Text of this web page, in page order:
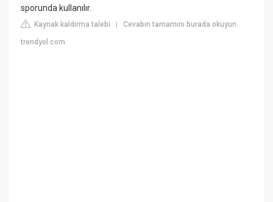
sporunda kullanılır.
Kaynak kaldırma talebi |Cevabın tamamını burada okuyun:
trendyol.com